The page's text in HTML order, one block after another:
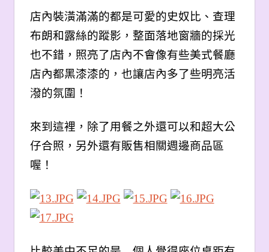
店內裝潢滿滿的都是可愛的史奴比、查理
布朗和露絲的蹤影，整面落地窗牆的採光
也不錯，照亮了店內不會像有些美式餐廳
店內都黑漆漆的，也讓店內多了些明亮活
潑的氛圍！
來到這裡，除了用餐之外還可以和超大公
仔合照，另外還有販售相關週邊商品區
喔！